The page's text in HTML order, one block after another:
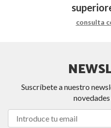
consulta
Suscríbete a nuestro
novedades